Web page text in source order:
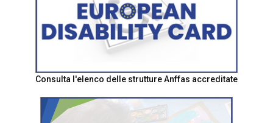
Consulta l'elenco delle strutture Anffas accreditate